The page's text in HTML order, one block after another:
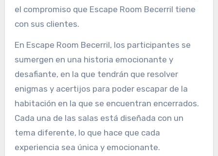
el compromiso que Escape Room Becerril tiene
con sus clientes.
En Escape Room Becerril, los participantes se
sumergen en una historia emocionante y
desafiante, en la que tendrán que resolver
enigmas y acertijos para poder escapar de la
habitación en la que se encuentran encerrados.
Cada una de las salas está diseñada con un
tema diferente, lo que hace que cada
experiencia sea única y emocionante.